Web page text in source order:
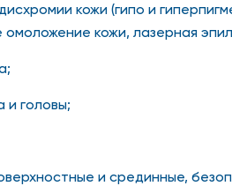
кожи (гипо и
кожи, лазерная
и головы;
и срединные,